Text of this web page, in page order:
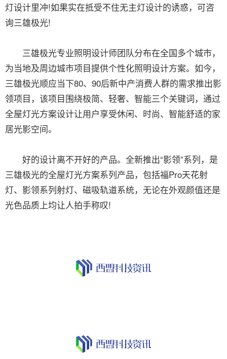
灯设计里冲!如果实在抵受不住无主灯设计的诱惑，可咨
询三雄极光!
三雄极光专业照明设计师团队分布在全国多个城市，
为当地及周边城市项目提供个性化照明设计方案。如今，
三雄极光顺应当下80、90后新中产消费人群的需求推出影
领项目，该项目围绕极简、轻奢、智能三个关键词，通过
全屋灯光方案设计让用户享受休闲、时尚、智能舒适的家
居光影空间。
好的设计离不开好的产品。全新推出“影领”系列，是
三雄极光的全屋灯光方案系列产品，包括福Pro天花射
灯、影领系列射灯、磁吸轨道系统，无论在外观颜值还是
光色品质上均让人拍手称叹!